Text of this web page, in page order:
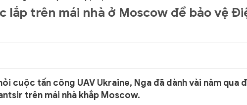
lắp trên mái nhà ở Moscow để bảo vệ
cuộc tấn công UAV Ukraine, Nga đã dành vài năm qua
trên mái nhà khắp Moscow.